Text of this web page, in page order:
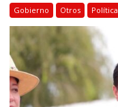
Gobierno Otros Política